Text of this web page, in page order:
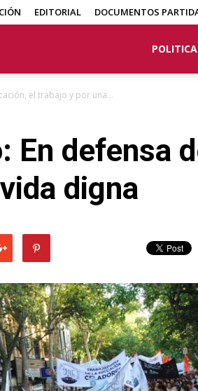
EDITORIAL DOCUMENTOS
POLITICA
el trabajo y por una...
En defensa
digna